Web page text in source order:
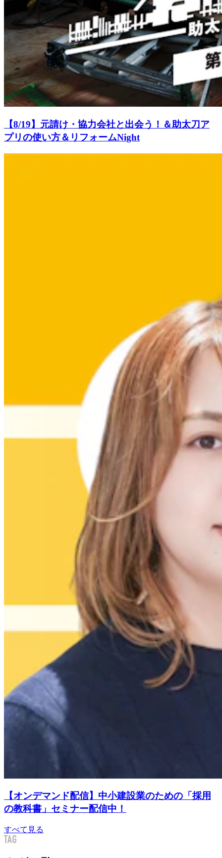
【8/19】元請け・協力会社と出会う！＆助太刀ア
プリの使い方＆リフォームNight
【オンデマンド配信】中小建設業のための「採用
の教科書」セミナー配信中！
すべて見る